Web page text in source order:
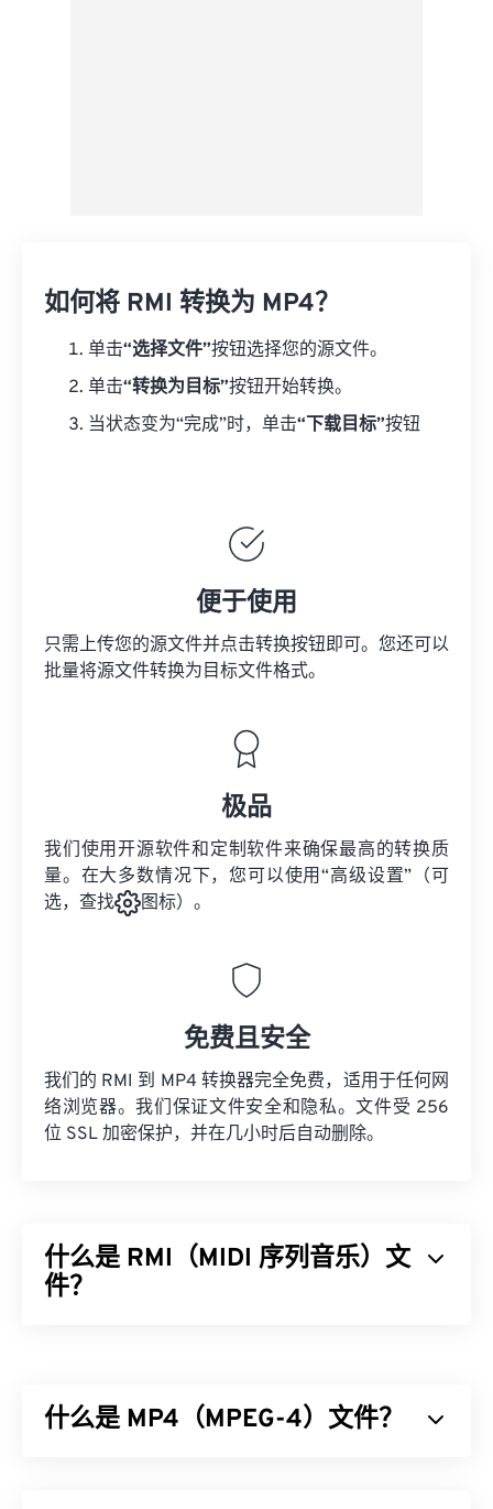
如何将 RMI 转换为 MP4？
单击“选择文件”按钮选择您的源文件。
单击“转换为目标”按钮开始转换。
当状态变为“完成”时，单击“下载目标”按钮
便于使用
只需上传您的源文件并点击转换按钮即可。您还可以
批量将源文件转换为目标文件格式。
极品
我们使用开源软件和定制软件来确保最高的转换质
量。在大多数情况下，您可以使用“高级设置”（可
选，查找
图标）。
免费且安全
我们的 RMI 到 MP4 转换器完全免费，适用于任何网
络浏览器。我们保证文件安全和隐私。文件受 256
位 SSL 加密保护，并在几小时后自动删除。
什么是 RMI（MIDI 序列音乐）文
件？
释。此外，RMI 文件不包含音频数据。RMI 的一大
什么是 MP4（MPEG-4）文件？